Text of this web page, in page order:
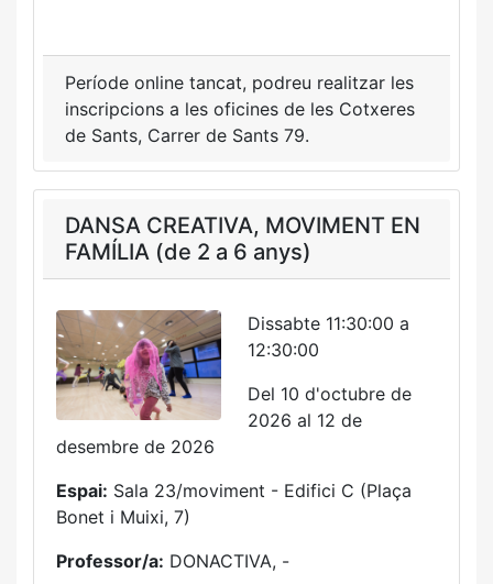
Període online tancat, podreu realitzar les
inscripcions a les oficines de les Cotxeres
de Sants, Carrer de Sants 79.
DANSA CREATIVA, MOVIMENT EN
FAMÍLIA (de 2 a 6 anys)
Dissabte 11:30:00 a
12:30:00
Del 10 d'octubre de
2026 al 12 de
desembre de 2026
Espai: Sala 23/moviment - Edifici C (Plaça
Bonet i Muixi, 7)
Professor/a: DONACTIVA, -